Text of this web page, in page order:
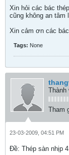
Xin hỏi các bác
cũng không an tâm
Xin cảm ơn các
Tags: None
Thành
Tham
23-03-2009, 04:51 PM
Ðề: Thép sàn nhịp